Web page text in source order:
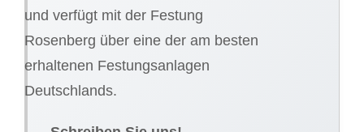
und verfügt mit der Festung
Rosenberg über eine der am besten
erhaltenen Festungsanlagen
Deutschlands.